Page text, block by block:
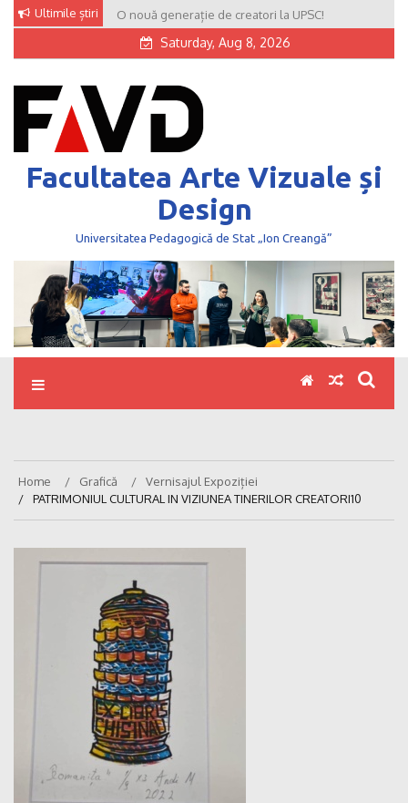
Skip
content
Ultimile știri O nouă generație de creatori la UPSC!
Saturday, Aug 8, 2026
Facultatea Arte Vizuale și
Design
Universitatea Pedagogică de Stat „Ion Creangă”
Home Grafică
Vernisajul Expoziției
PATRIMONIUL CULTURAL IN VIZIUNEA TINERILOR CREATORI10